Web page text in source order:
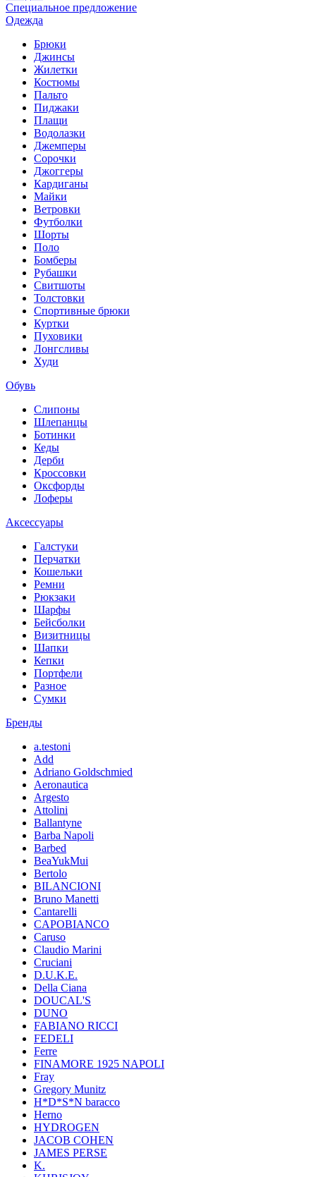
Специальное предложение
Одежда
Брюки
Джинсы
Жилетки
Костюмы
Пальто
Пиджаки
Плащи
Водолазки
Джемперы
Сорочки
Джоггеры
Кардиганы
Майки
Ветровки
Футболки
Шорты
Поло
Бомберы
Рубашки
Свитшоты
Толстовки
Спортивные брюки
Куртки
Пуховики
Лонгсливы
Худи
Обувь
Слипоны
Шлепанцы
Ботинки
Кеды
Дерби
Кроссовки
Оксфорды
Лоферы
Аксессуары
Галстуки
Перчатки
Кошельки
Ремни
Рюкзаки
Шарфы
Бейсболки
Визитницы
Шапки
Кепки
Портфели
Разное
Сумки
Бренды
a.testoni
Add
Adriano Goldschmied
Aeronautica
Argesto
Attolini
Ballantyne
Barba Napoli
Barbed
BeaYukMui
Bertolo
BILANCIONI
Bruno Manetti
Cantarelli
CAPOBIANCO
Caruso
Claudio Marini
Cruciani
D.U.K.E.
Della Ciana
DOUCAL'S
DUNO
FABIANO RICCI
FEDELI
Ferre
FINAMORE 1925 NAPOLI
Fray
Gregory Munitz
H*D*S*N baracco
Herno
HYDROGEN
JACOB COHEN
JAMES PERSE
K.